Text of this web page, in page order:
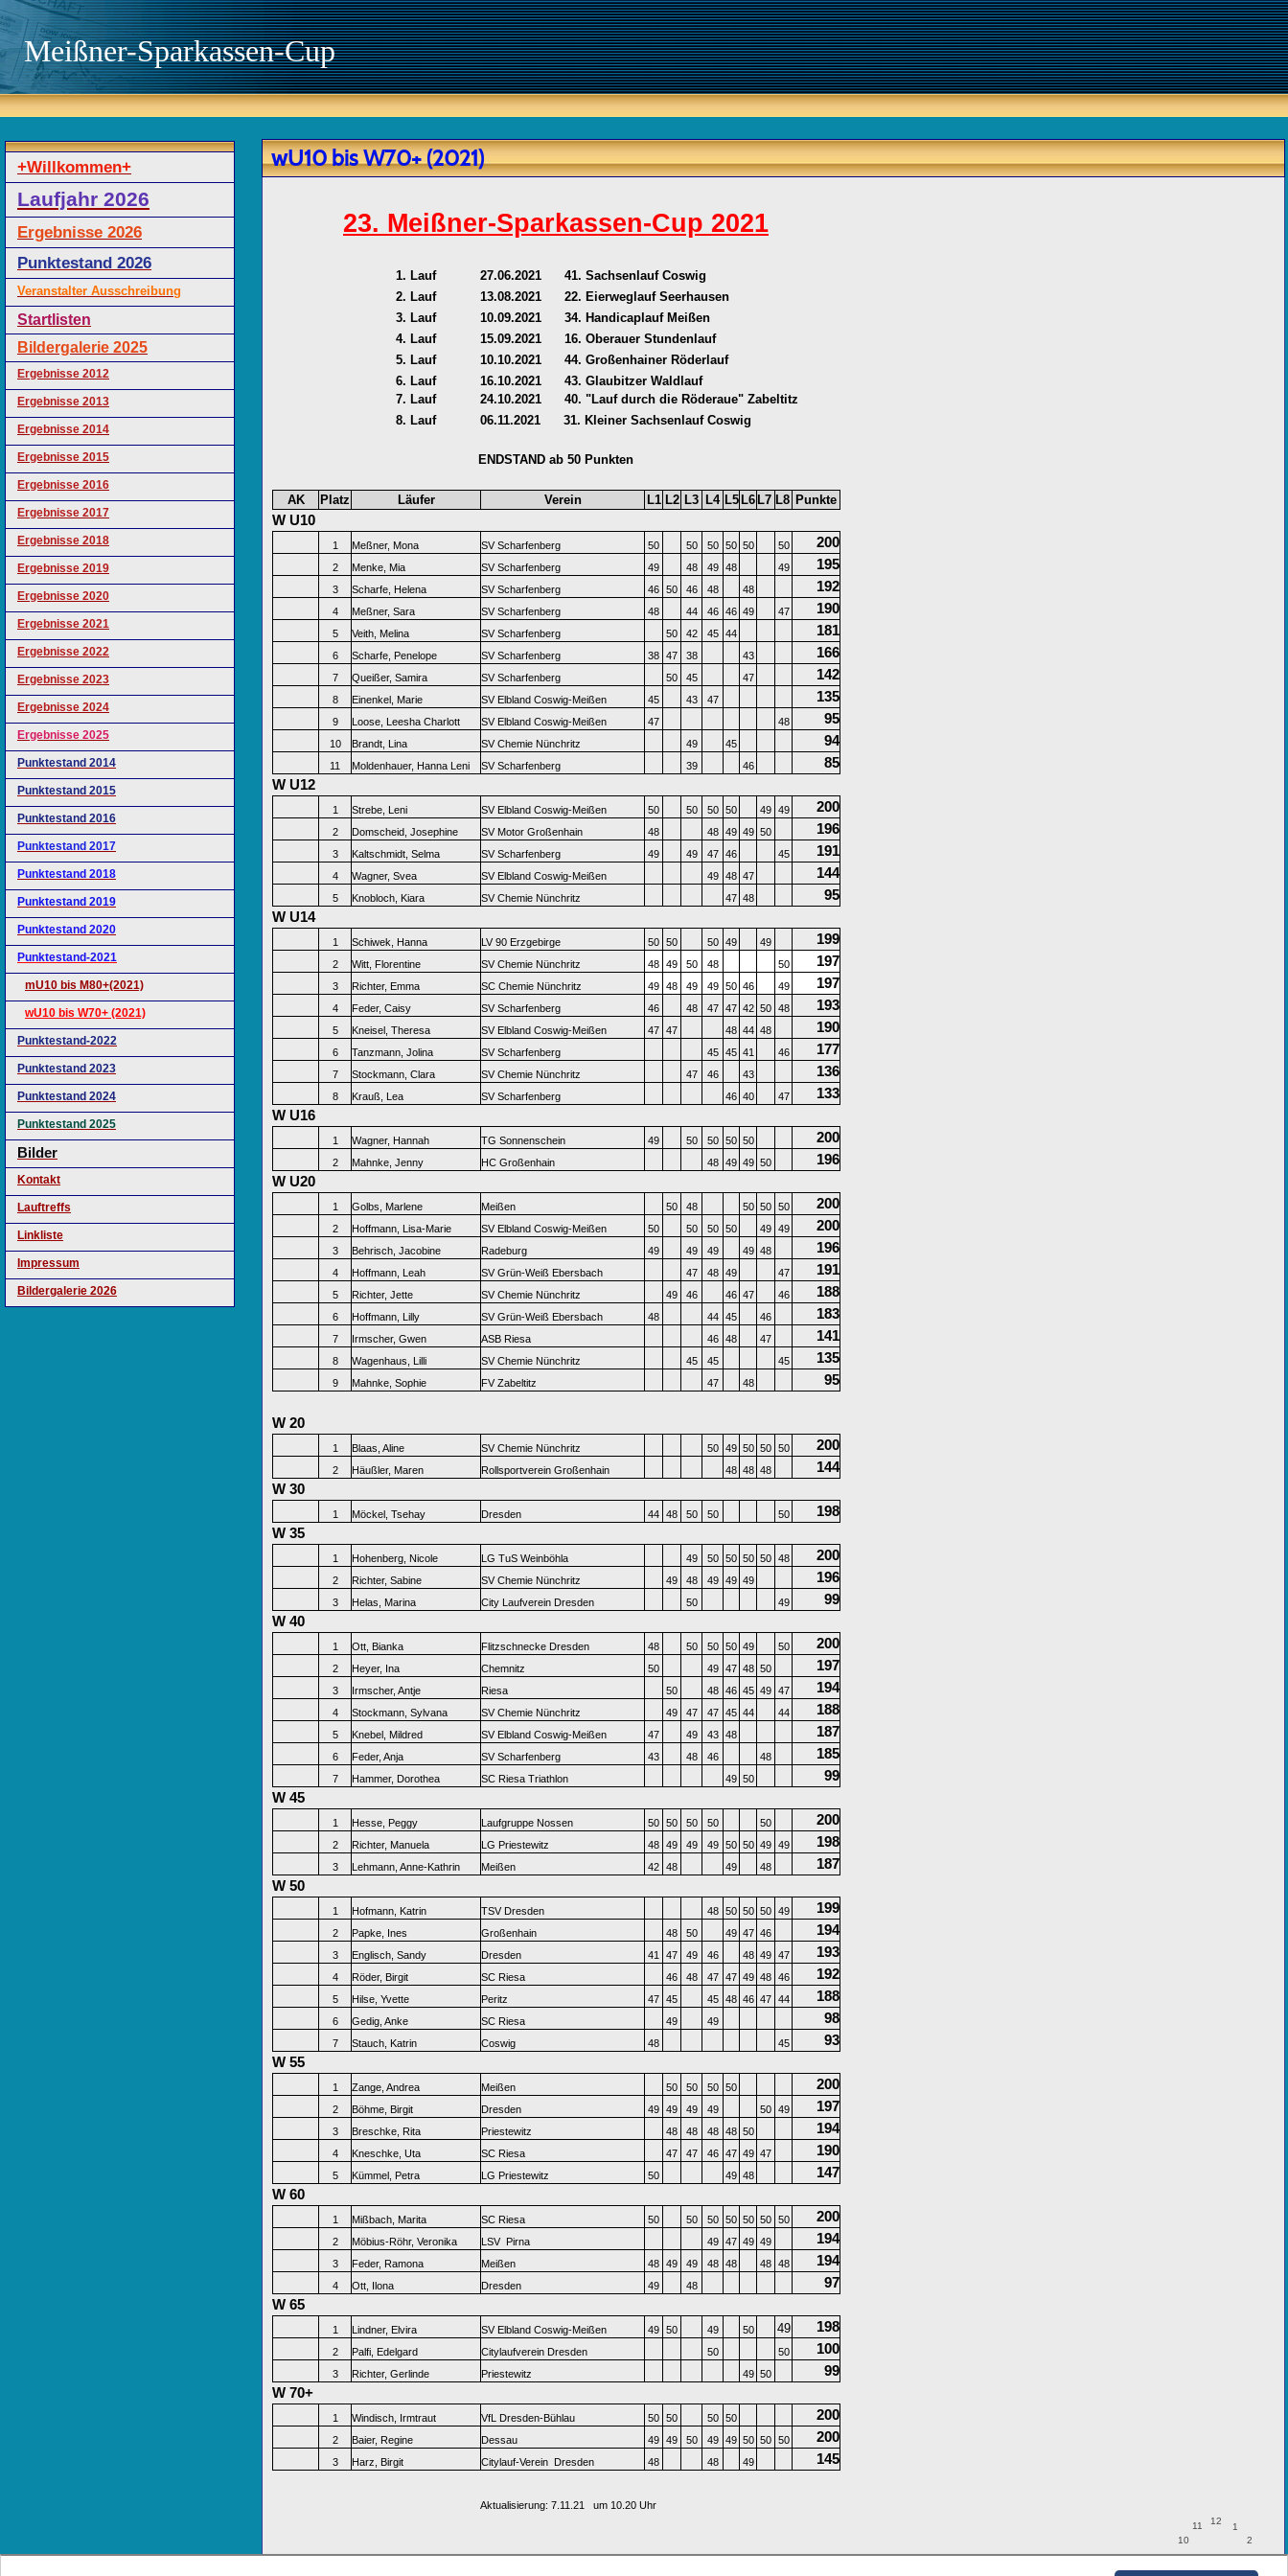
1
2
9
10
11 12
Meißner-Sparkassen-Cup
+Willkommen+
Laufjahr 2026
Ergebnisse 2026
Punktestand 2026
Veranstalter Ausschreibung
Startlisten
Bildergalerie 2025
Ergebnisse 2012
Ergebnisse 2013
Ergebnisse 2014
Ergebnisse 2015
Ergebnisse 2016
Ergebnisse 2017
Ergebnisse 2018
Ergebnisse 2019
Ergebnisse 2020
Ergebnisse 2021
Ergebnisse 2022
Ergebnisse 2023
Ergebnisse 2024
Ergebnisse 2025
Punktestand 2014
Punktestand 2015
Punktestand 2016
Punktestand 2017
Punktestand 2018
Punktestand 2019
Punktestand 2020
Punktestand-2021
mU10 bis M80+(2021)
wU10 bis W70+ (2021)
Punktestand-2022
Punktestand 2023
Punktestand 2024
Punktestand 2025
Bilder
Kontakt
Lauftreffs
Linkliste
Impressum
Bildergalerie 2026
wU10 bis W70+ (2021)
23. Meißner-Sparkassen-Cup 2021
1. Lauf
27.06.2021 41. Sachsenlauf Coswig
2. Lauf
13.08.2021 22. Eierweglauf Seerhausen
3. Lauf
10.09.2021 34. Handicaplauf Meißen
4. Lauf
15.09.2021 16. Oberauer Stundenlauf
5. Lauf
10.10.2021 44. Großenhainer Röderlauf
6. Lauf
16.10.2021 43. Glaubitzer Waldlauf
7. Lauf
24.10.2021 40. "Lauf durch die Röderaue" Zabeltitz
8. Lauf
06.11.2021 31. Kleiner Sachsenlauf Coswig
ENDSTAND ab 50 Punkten
AK Platz Läufer Verein L1 L2 L3 L4 L5 L6 L7 L8 Punkte
W U10
1 Meßner, Mona SV Scharfenberg 50 50 50 50 50 50 200
2 Menke, Mia SV Scharfenberg 49 48 49 48 49 195
3 Scharfe, Helena SV Scharfenberg 46 50 46 48 48 192
4 Meßner, Sara SV Scharfenberg 48 44 46 46 49 47 190
5 Veith, Melina SV Scharfenberg 50 42 45 44 181
6 Scharfe, Penelope SV Scharfenberg 38 47 38 43 166
7 Queißer, Samira SV Scharfenberg 50 45 47 142
8 Einenkel, Marie SV Elbland Coswig-Meißen 45 43 47 135
9 Loose, Leesha Charlott SV Elbland Coswig-Meißen 47 48 95
10 Brandt, Lina SV Chemie Nünchritz 49 45 94
11 Moldenhauer, Hanna Leni SV Scharfenberg 39 46
85
W U12
1 Strebe, Leni SV Elbland Coswig-Meißen 50 50 50 50 49 49 200
2 Domscheid, Josephine SV Motor Großenhain 48 48 49 49 50 196
3 Kaltschmidt, Selma SV Scharfenberg 49 49 47 46 45 191
4 Wagner, Svea SV Elbland Coswig-Meißen 49 48 47 144
5 Knobloch, Kiara SV Chemie Nünchritz 47 48
95
W U14
1 Schiwek, Hanna LV 90 Erzgebirge 50 50 50 49 49 199
2 Witt, Florentine SV Chemie Nünchritz 48 49 50 48 50 197
3 Richter, Emma SC Chemie Nünchritz 49 48 49 49 50 46 49 197
4 Feder, Caisy SV Scharfenberg 46 48 47 47 42 50 48 193
5 Kneisel, Theresa SV Elbland Coswig-Meißen 47 47 48 44 48 190
6 Tanzmann, Jolina SV Scharfenberg 45 45 41 46 177
7 Stockmann, Clara SV Chemie Nünchritz 47 46 43 136
8 Krauß, Lea SV Scharfenberg 46 40 47
133
W U16
1 Wagner, Hannah TG Sonnenschein 49 50 50 50 50 200
2 Mahnke, Jenny HC Großenhain 48 49 49 50
196
W U20
1 Golbs, Marlene Meißen 50 48 50 50 50 200
2 Hoffmann, Lisa-Marie SV Elbland Coswig-Meißen 50 50 50 50 49 49 200
3 Behrisch, Jacobine Radeburg 49 49 49 49 48 196
4 Hoffmann, Leah SV Grün-Weiß Ebersbach 47 48 49 47 191
5 Richter, Jette SV Chemie Nünchritz 49 46 46 47 46 188
6 Hoffmann, Lilly SV Grün-Weiß Ebersbach 48 44 45 46 183
7 Irmscher, Gwen ASB Riesa 46 48 47 141
8 Wagenhaus, Lilli SV Chemie Nünchritz 45 45 45 135
9 Mahnke, Sophie FV Zabeltitz 47 48 95
W 20
1 Blaas, Aline SV Chemie Nünchritz 50 49 50 50 50 200
2 Häußler, Maren Rollsportverein Großenhain 48 48 48
144
W 30
1 Möckel, Tsehay Dresden 44 48 50 50 50
198
W 35
1 Hohenberg, Nicole LG TuS Weinböhla 49 50 50 50 50 48 200
2 Richter, Sabine SV Chemie Nünchritz 49 48 49 49 49 196
3 Helas, Marina City Laufverein Dresden 50 49
99
W 40
1 Ott, Bianka Flitzschnecke Dresden 48 50 50 50 49 50 200
2 Heyer, Ina Chemnitz 50 49 47 48 50 197
3 Irmscher, Antje Riesa 50 48 46 45 49 47 194
4 Stockmann, Sylvana SV Chemie Nünchritz 49 47 47 45 44 44 188
5 Knebel, Mildred SV Elbland Coswig-Meißen 47 49 43 48 187
6 Feder, Anja SV Scharfenberg 43 48 46 48 185
7 Hammer, Dorothea SC Riesa Triathlon 49 50
99
W 45
1 Hesse, Peggy Laufgruppe Nossen 50 50 50 50 50 200
2 Richter, Manuela LG Priestewitz 48 49 49 49 50 50 49 49 198
3 Lehmann, Anne-Kathrin Meißen 42 48 49 48
187
W 50
1 Hofmann, Katrin TSV Dresden 48 50 50 50 49 199
2 Papke, Ines Großenhain 48 50 49 47 46 194
3 Englisch, Sandy Dresden 41 47 49 46 48 49 47 193
4 Röder, Birgit SC Riesa 46 48 47 47 49 48 46 192
5 Hilse, Yvette Peritz 47 45 45 48 46 47 44 188
6 Gedig, Anke SC Riesa 49 49 98
7 Stauch, Katrin Coswig 48 45
93
W 55
1 Zange, Andrea Meißen 50 50 50 50 200
2 Böhme, Birgit Dresden 49 49 49 49 50 49 197
3 Breschke, Rita Priestewitz 48 48 48 48 50 194
4 Kneschke, Uta SC Riesa 47 47 46 47 49 47 190
5 Kümmel, Petra LG Priestewitz 50 49 48
147
W 60
1 Mißbach, Marita SC Riesa 50 50 50 50 50 50 50 200
2 Möbius-Röhr, Veronika LSV Pirna 49 47 49 49 194
3 Feder, Ramona Meißen 48 49 49 48 48 48 48 194
4 Ott, Ilona Dresden 49 48
97
W 65
1 Lindner, Elvira SV Elbland Coswig-Meißen 49 50 49 50 49 198
2 Palfi, Edelgard Citylaufverein Dresden 50 50 100
3 Richter, Gerlinde Priestewitz 49 50
99
W 70+
1 Windisch, Irmtraut VfL Dresden-Bühlau 50 50 50 50 200
2 Baier, Regine Dessau 49 49 50 49 49 50 50 50 200
3 Harz, Birgit Citylauf-Verein Dresden 48 48 49 145
Aktualisierung: 7.11.21 um 10.20 Uhr